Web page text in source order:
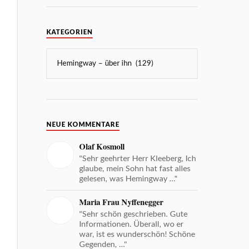
KATEGORIEN
NEUE KOMMENTARE
Olaf Kosmoll
"Sehr geehrter Herr Kleeberg, Ich
glaube, mein Sohn hat fast alles
gelesen, was Hemingway ..."
Maria Frau Nyffenegger
"Sehr schön geschrieben. Gute
Informationen. Überall, wo er
war, ist es wunderschön! Schöne
Gegenden, ..."